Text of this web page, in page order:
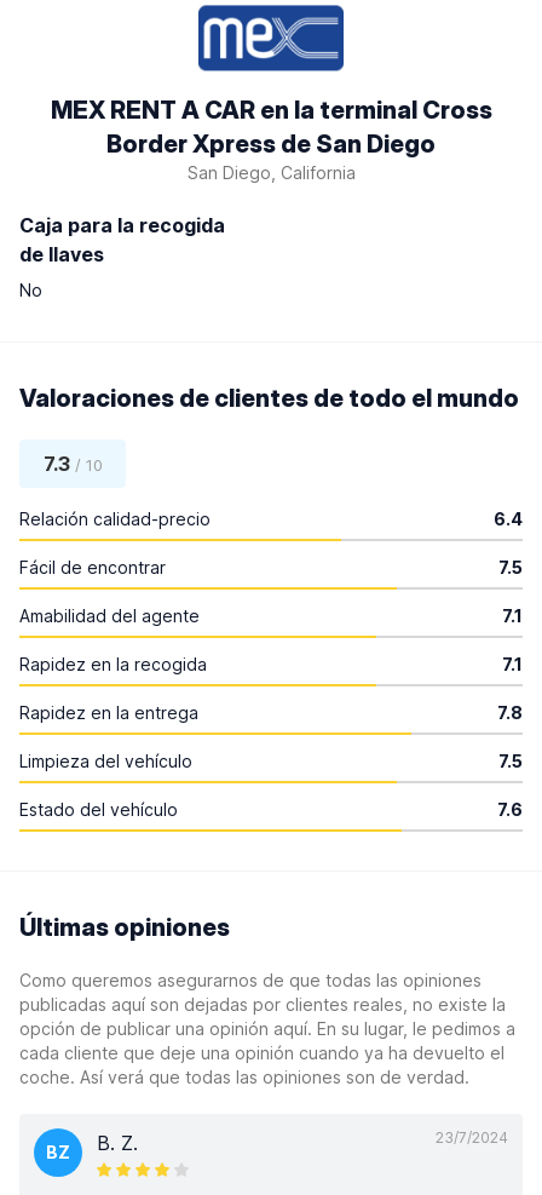
MEX RENT A CAR en la terminal Cross
Border Xpress de San Diego
San Diego, California
Caja para la recogida
de llaves
No
Valoraciones de clientes de todo el mundo
7.3/ 10
Relación calidad-precio 6.4
Fácil de encontrar 7.5
Amabilidad del agente 7.1
Rapidez en la recogida 7.1
Rapidez en la entrega 7.8
Limpieza del vehículo 7.5
Estado del vehículo 7.6
Últimas opiniones
Como queremos asegurarnos de que todas las opiniones
publicadas aquí son dejadas por clientes reales, no existe la
opción de publicar una opinión aquí. En su lugar, le pedimos a
cada cliente que deje una opinión cuando ya ha devuelto el
coche. Así verá que todas las opiniones son de verdad.
23/7/2024
BZ B. Z.